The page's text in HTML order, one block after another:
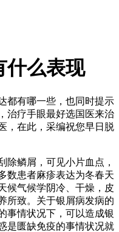
什么表现
都有哪一些，也同时提示
治疗手眼最好选国医来治
，在此，采编祝您早日脱
除鳞屑，可见小片血点，
数患者麻疹表达为冬春天
候气候学阴冷、干燥，皮
所致。关于银屑病发病的
事情状况下，可以造成银
是匮缺免疫的事情状况就